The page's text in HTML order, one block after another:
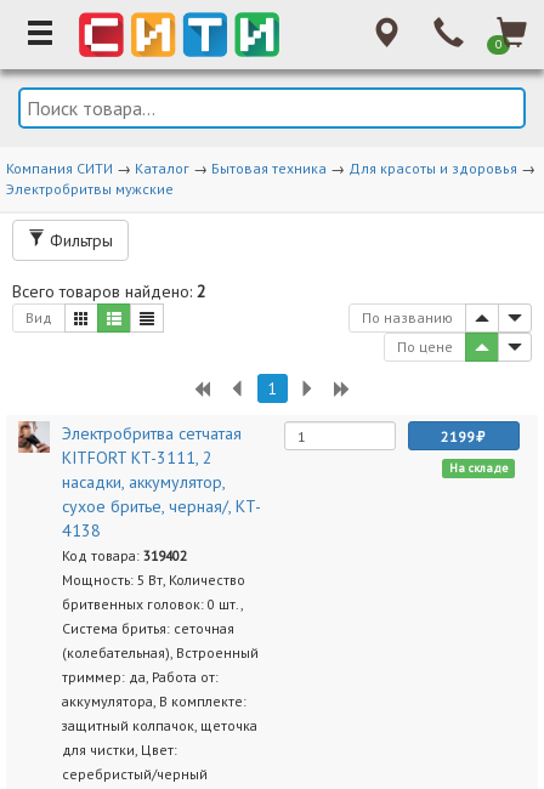
0
Компания СИТИ → Каталог → Бытовая техника → Для красоты и здоровья →
Электробритвы мужские
Фильтры
Всего товаров найдено: 2
Вид
По названию
По цене
1
Электробритва сетчатая
KITFORT KT-3111, 2
насадки, аккумулятор,
сухое бритье, черная/, KT-
4138
Код товара: 319402
Мощность: 5 Вт, Количество
бритвенных головок: 0 шт.,
Система бритья: сеточная
(колебательная), Встроенный
триммер: да, Работа от:
аккумулятора, В комплекте:
защитный колпачок, щеточка
для чистки, Цвет:
серебристый/черный
2199
На складе